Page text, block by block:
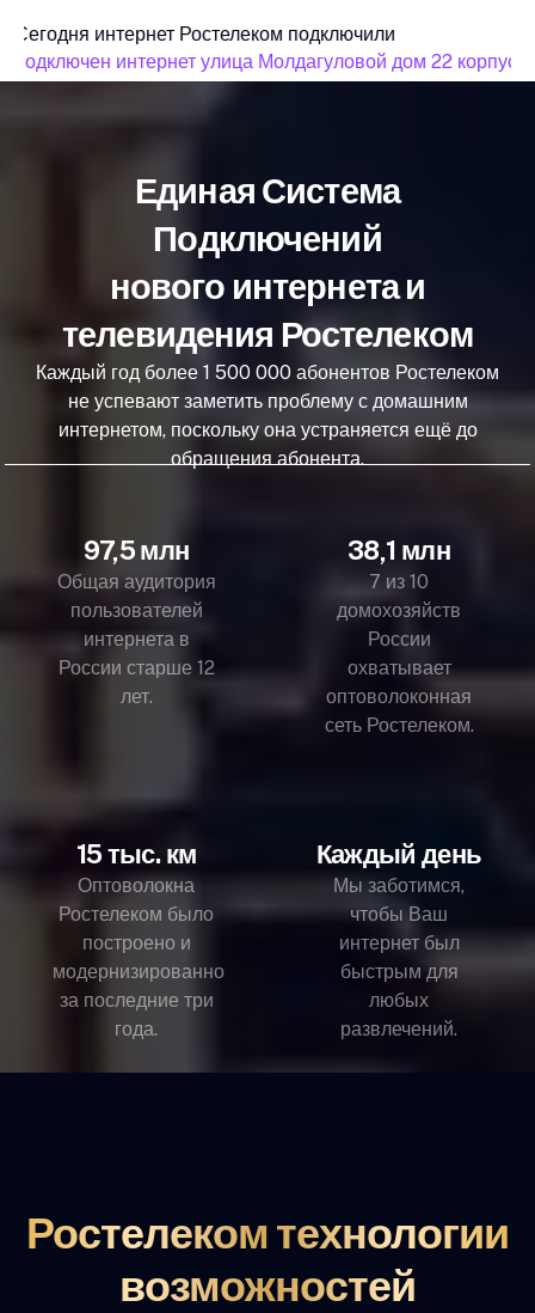
Сегодня интернет Ростелеком подключили
подключен интернет улица Молдагуловой дом 22 корпус 3
Единая Система
Подключений
нового интернета и
телевидения Ростелеком
Каждый год более 1 500 000 абонентов Ростелеком
не успевают заметить проблему с домашним
интернетом, поскольку она устраняется ещё до
обращения абонента.
97,5 млн
Общая аудитория
пользователей
интернета в
России старше 12
лет.
38,1 млн
7 из 10
домохозяйств
России
охватывает
оптоволоконная
сеть Ростелеком.
15 тыс. км
Оптоволокна
Ростелеком было
построено и
модернизированно
за последние три
года.
Каждый день
Мы заботимся,
чтобы Ваш
интернет был
быстрым для
любых
развлечений.
Ростелеком технологии
возможностей